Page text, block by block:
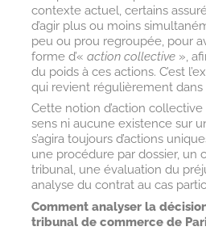
contexte actuel, certains
d’agir plus ou moins
peu ou prou regroupée, pour
forme d’« action collective»,
du poids à ces actions. C’est
qui revient régulièrement dans
Cette notion d’action collective
sens ni aucune existence sur
s’agira toujours d’actions
une procédure par dossier, un
tribunal, une évaluation du
analyse du contrat au cas
Comment analyser la
tribunal de commerce de